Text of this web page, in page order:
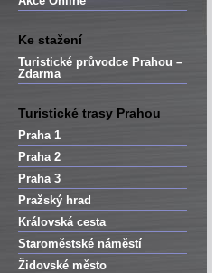
Ke stažení
Turistické průvodce Prahou –
Zdarma
Turistické trasy Prahou
Praha 1
Praha 2
Praha 3
Pražský hrad
Královská cesta
Staroměstské náměstí
Židovské město